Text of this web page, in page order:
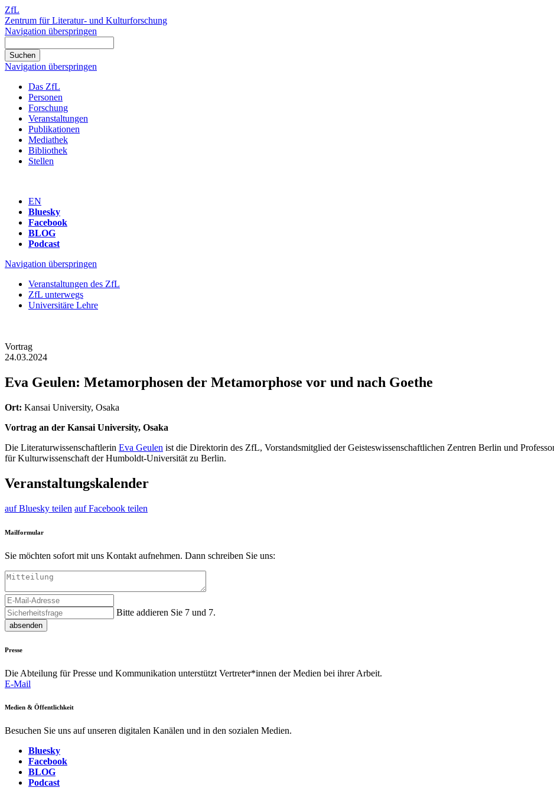
ZfL
Zentrum für Literatur- und Kulturforschung
Navigation überspringen
Navigation überspringen
Das ZfL
Personen
Forschung
Veranstaltungen
Publikationen
Mediathek
Bibliothek
Stellen
EN
Bluesky
Facebook
BLOG
Podcast
Navigation überspringen
Veranstaltungen des ZfL
ZfL unterwegs
Universitäre Lehre
Vortrag
24.03.2024
Eva Geulen: Metamorphosen der Metamorphose vor und nach Goethe
Ort: Kansai University, Osaka
Vortrag an der Kansai University, Osaka
Die Literaturwissenschaftlerin Eva Geulen ist die Direktorin des ZfL, Vorstandsmitglied der Geisteswissenschaftlichen Zentren Berlin und
für Kulturwissenschaft der Humboldt-Universität zu Berlin.
Veranstaltungskalender
auf Bluesky teilen auf Facebook teilen
Mailformular
Sie möchten sofort mit uns Kontakt aufnehmen. Dann schreiben Sie uns:
Bitte addieren Sie 7 und 7.
absenden
Presse
Die Abteilung für Presse und Kommunikation unterstützt Vertreter*innen der Medien bei ihrer Arbeit.
E-Mail
Medien & Öffentlichkeit
Besuchen Sie uns auf unseren digitalen Kanälen und in den sozialen Medien.
Bluesky
Facebook
BLOG
Podcast